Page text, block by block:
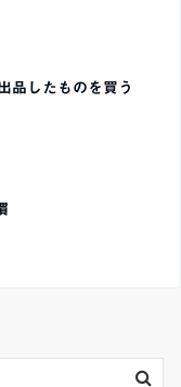
品したものを買う